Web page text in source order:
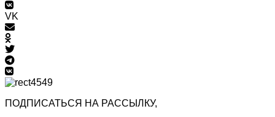
VK
ПОДПИСАТЬСЯ НА РАССЫЛКУ,